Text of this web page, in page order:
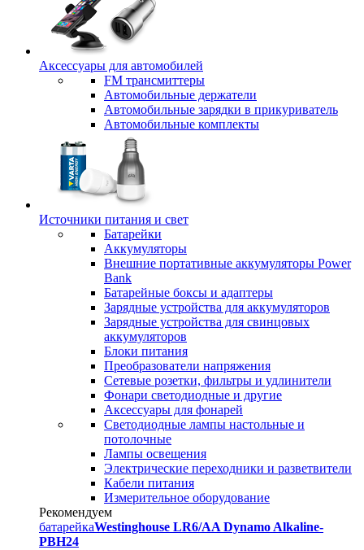
Аксессуары для автомобилей
FM трансмиттеры
Автомобильные держатели
Автомобильные зарядки в прикуриватель
Автомобильные комплекты
Источники питания и свет
Батарейки
Аккумуляторы
Внешние портативные аккумуляторы Power
Bank
Батарейные боксы и адаптеры
Зарядные устройства для аккумуляторов
Зарядные устройства для свинцовых
аккумуляторов
Блоки питания
Преобразователи напряжения
Сетевые розетки, фильтры и удлинители
Фонари светодиодные и другие
Аксессуары для фонарей
Светодиодные лампы настольные и
потолочные
Лампы освещения
Электрические переходники и разветвители
Кабели питания
Измерительное оборудование
Рекомендуем
батарейкаWestinghouse LR6/AA Dynamo Alkaline-
PBH24